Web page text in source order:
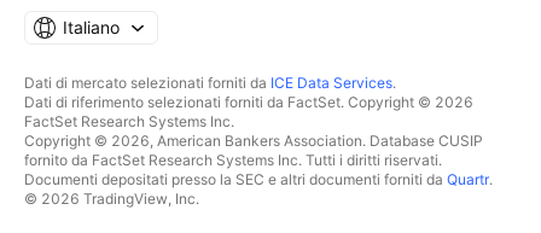
Italiano
Dati di mercato selezionati forniti da ICE Data Services.
Dati di riferimento selezionati forniti da FactSet. Copyright © 2026
FactSet Research Systems Inc.
Copyright © 2026, American Bankers Association. Database CUSIP
fornito da FactSet Research Systems Inc. Tutti i diritti riservati.
Documenti depositati presso la SEC e altri documenti forniti da Quartr.
© 2026 TradingView, Inc.